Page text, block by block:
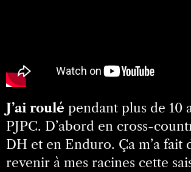
J’ai roulé pendant plus de 10
PJPC. D’abord en cross-
DH et en Enduro. Ça m’a fait
revenir à mes racines cette